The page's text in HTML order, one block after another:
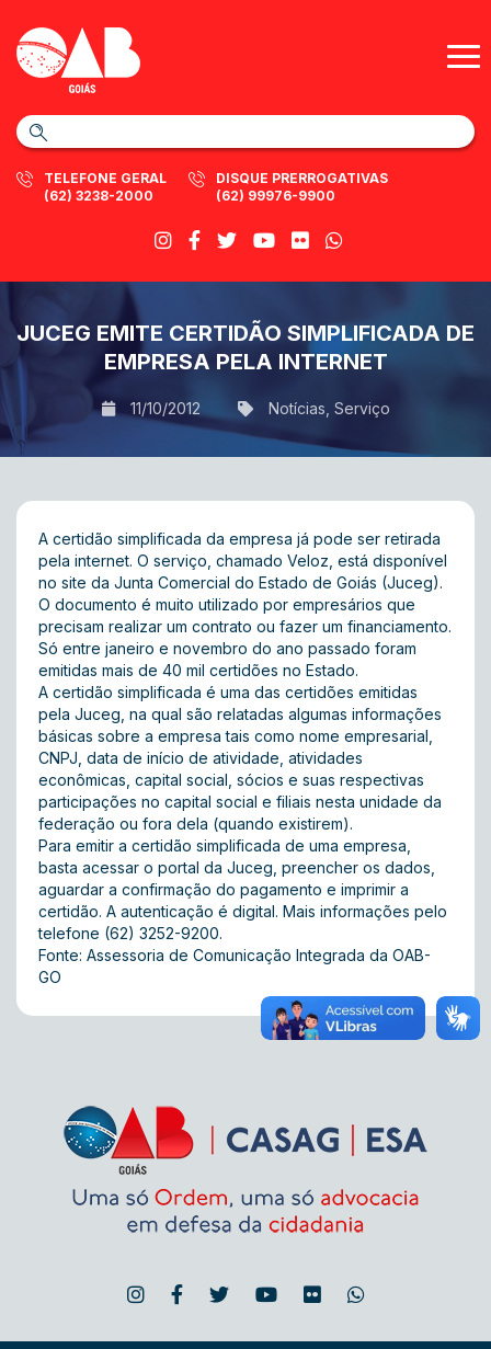
TELEFONE GERAL
(62) 3238-2000
DISQUE PRERROGATIVAS
(62) 99976-9900
JUCEG EMITE CERTIDÃO SIMPLIFICADA DE
EMPRESA PELA INTERNET
11/10/2012 Notícias Serviço
A certidão simplificada da empresa já pode ser retirada
pela internet. O serviço, chamado Veloz, está disponível
no site da Junta Comercial do Estado de Goiás (Juceg).
O documento é muito utilizado por empresários que
precisam realizar um contrato ou fazer um financiamento.
Só entre janeiro e novembro do ano passado foram
emitidas mais de 40 mil certidões no Estado.
A certidão simplificada é uma das certidões emitidas
pela Juceg, na qual são relatadas algumas informações
básicas sobre a empresa tais como nome empresarial,
CNPJ, data de início de atividade, atividades
econômicas, capital social, sócios e suas respectivas
participações no capital social e filiais nesta unidade da
federação ou fora dela (quando existirem).
Para emitir a certidão simplificada de uma empresa,
basta acessar o portal da Juceg, preencher os dados,
aguardar a confirmação do pagamento e imprimir a
certidão. A autenticação é digital. Mais informações pelo
telefone (62) 3252-9200.
Fonte: Assessoria de Comunicação Integrada da OAB-
GO